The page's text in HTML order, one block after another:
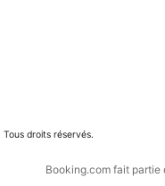
droits réservés.
Booking.com fait partie